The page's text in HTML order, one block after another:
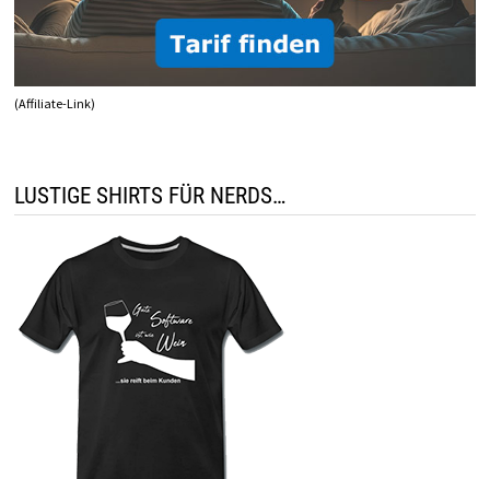
(Affiliate-Link)
LUSTIGE SHIRTS FÜR NERDS…